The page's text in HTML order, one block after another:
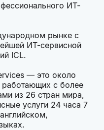
ИТ-
рынке с
ИТ-сервисной
ICL.
— это около
работающих с более
из 26 стран мира,
услуги 24 часа 7